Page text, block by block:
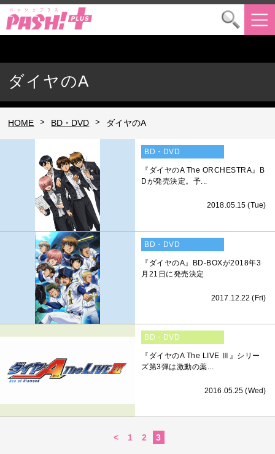
ダイヤのA
HOME > BD・DVD > ダイヤのA
BD・DVD
『ダイヤのA The ORCHESTRA』B
Dが発売決定。予...
2018.05.15 (Tue)
BD・DVD
『ダイヤのA』BD-BOXが2018年3
月21日に発売決定
2017.12.22 (Fri)
BD・DVD
『ダイヤのA The LIVE Ⅲ』シリー
ズ第3弾は激動の薬...
2016.05.25 (Wed)
< 1 2 3